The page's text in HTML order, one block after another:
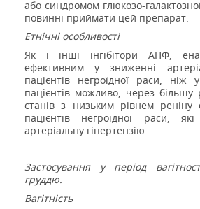
або синдромом глюкозо-
повинні приймати цей препарат.
Етнічні особливості
Як і інші інгібітори АПФ,
ефективним у зниженні
пацієнтів негроїдної раси, ніж
пацієнтів можливо, через більшу
станів з низьким рівнем реніну
пацієнтів негроїдної раси,
артеріальну гіпертензію.
Застосування у період
груддю.
Вагітність